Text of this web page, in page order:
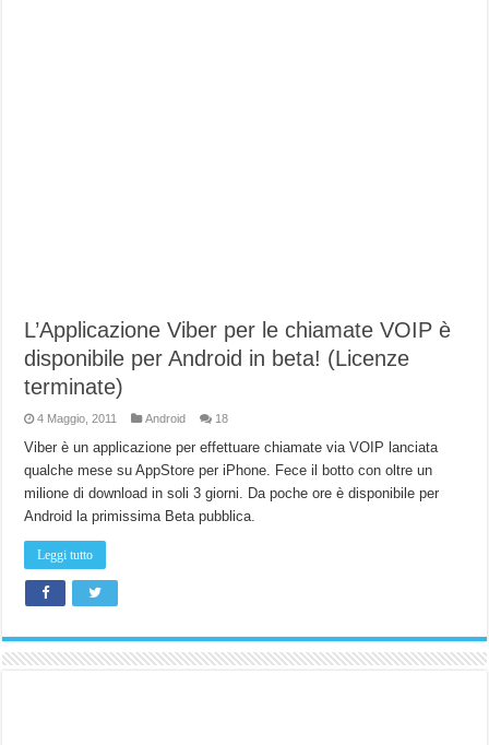
L’Applicazione Viber per le chiamate VOIP è
disponibile per Android in beta! (Licenze
terminate)
4 Maggio, 2011 Android 18
Viber è un applicazione per effettuare chiamate via VOIP lanciata
qualche mese su AppStore per iPhone. Fece il botto con oltre un
milione di download in soli 3 giorni. Da poche ore è disponibile per
Android la primissima Beta pubblica.
Leggi tutto